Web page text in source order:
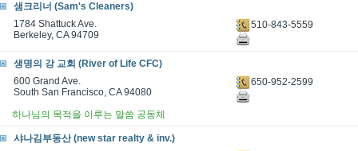
샘크리너 (Sam's Cleaners)
1784 Shattuck Ave.
Berkeley, CA 94709
510-843-5559
생명의 강 교회 (River of Life CFC)
600 Grand Ave.
South San Francisco, CA 94080
650-952-2599
하나님의 목적을 이루는 말씀 공동체
샤나김부동산 (new star realty & inv.)